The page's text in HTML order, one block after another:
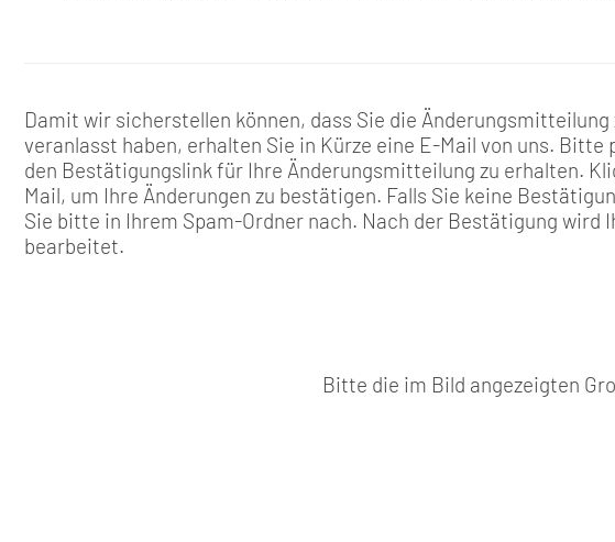
Damit wir sicherstellen können, dass Sie die Änderungsmitteilung
veranlasst haben, erhalten Sie in Kürze eine E-Mail von uns. Bitte
den Bestätigungslink für Ihre Änderungsmitteilung zu erhalten.
Mail, um Ihre Änderungen zu bestätigen. Falls Sie keine
Sie bitte in Ihrem Spam-Ordner nach. Nach der Bestätigung wird
bearbeitet.
Bitte die im Bild angezeigten